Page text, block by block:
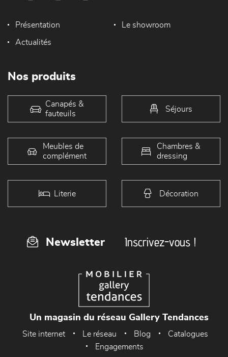
Présentation Le showroom
Actualités
Nos produits
Canapés &
fauteuils
Séjours
Meubles de
complément
Chambres &
dressing
Literie Décoration
Newsletter Inscrivez-vous !
Un magasin du réseau Gallery Tendances
Site internet Le réseau Blog
Catalogues
Engagements